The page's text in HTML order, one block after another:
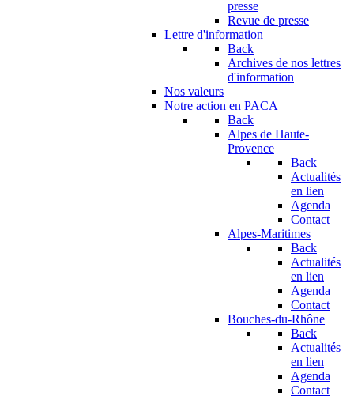
presse
Revue de presse
Lettre d'information
Back
Archives de nos lettres
d'information
Nos valeurs
Notre action en PACA
Back
Alpes de Haute-
Provence
Back
Actualités
en lien
Agenda
Contact
Alpes-Maritimes
Back
Actualités
en lien
Agenda
Contact
Bouches-du-Rhône
Back
Actualités
en lien
Agenda
Contact